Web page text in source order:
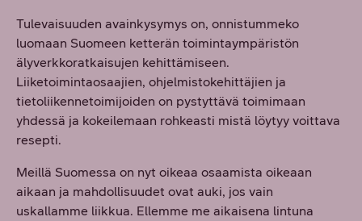
Tulevaisuuden avainkysymys on, onnistummeko
luomaan Suomeen ketterän toimintaympäristön
älyverkkoratkaisujen kehittämiseen.
Liiketoimintaosaajien, ohjelmistokehittäjien ja
tietoliikennetoimijoiden on pystyttävä toimimaan
yhdessä ja kokeilemaan rohkeasti mistä löytyy voittava
resepti.
Meillä Suomessa on nyt oikeaa osaamista oikeaan
aikaan ja mahdollisuudet ovat auki, jos vain
uskallamme liikkua. Ellemme me aikaisena lintuna